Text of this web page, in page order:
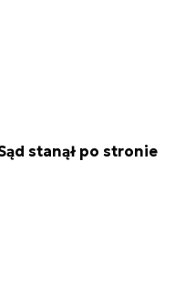
stanął po stronie